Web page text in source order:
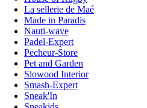
La sellerie de Maé
Made in Paradis
Nauti-wave
Padel-Expert
Pecheur-Store
Pet and Garden
Slowood Interior
Smash-Expert
Sneak'In